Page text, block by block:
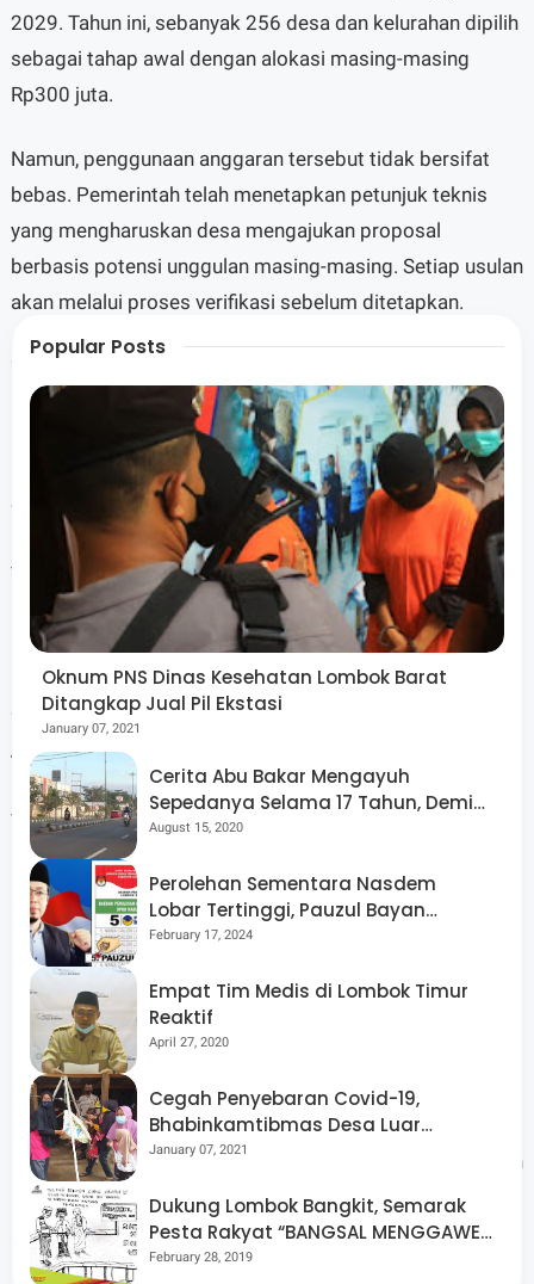
2029. Tahun ini, sebanyak 256 desa dan kelurahan dipilih
sebagai tahap awal dengan alokasi masing-masing
Rp300 juta.
Namun, penggunaan anggaran tersebut tidak bersifat
bebas. Pemerintah telah menetapkan petunjuk teknis
yang mengharuskan desa mengajukan proposal
berbasis potensi unggulan masing-masing. Setiap usulan
akan melalui proses verifikasi sebelum ditetapkan.
“Tujuannya agar dana ini benar-benar mendorong
lompatan ekonomi desa, bukan sekadar belanja rutin,”
Sementara itu, skema transformatif menyasar langsung
kepala keluarga miskin ekstrem. Berdasarkan Data
Tunggal Sosial Ekonomi Nasional (DTSEN), tercatat
6.711 kepala keluarga di 40 desa menjadi target
intervensi tahap pertama.
Setiap keluarga akan menerima bantuan sebesar Rp7
Pemilihan desa dilakukan dengan mempertimbangkan
variasi karakter wilayah, mulai dari pesisir hingga
kawasan pertanian, serta tingkat kedalaman kemiskinan.
Untuk memastikan efektivitas program, Pemprov NTB
menyiapkan 144 pendamping yang akan diterjunkan
langsung ke lapangan. Mereka akan dibekali pelatihan
khusus terkait pengelolaan usaha, keuangan, hingga
pendampingan sosial.
Pendamping nantinya akan membantu keluarga sasaran
mengidentifikasi potensi usaha, termasuk menghidupkan
kembali keterampilan yang sempat terhenti, misalnya
akibat dampak pandemi.
Popular Posts
Oknum PNS Dinas Kesehatan Lombok Barat
Ditangkap Jual Pil Ekstasi
January 07, 2021
Cerita Abu Bakar Mengayuh
Sepedanya Selama 17 Tahun, Demi
Menggelorakan Kemerdekaan
August 15, 2020
Perolehan Sementara Nasdem
Lobar Tertinggi, Pauzul Bayan
Berpeluang “Rebut” Kursi Dapil 3
February 17, 2024
Empat Tim Medis di Lombok Timur
Reaktif
April 27, 2020
Cegah Penyebaran Covid-19,
Bhabinkamtibmas Desa Luar
Pantau Kegiatan Posyandu
January 07, 2021
Dukung Lombok Bangkit, Semarak
Pesta Rakyat “BANGSAL MENGGAWE”
Kembali Digelar Para Seniman Di
February 28, 2019